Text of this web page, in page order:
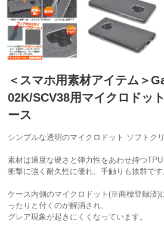
＜スマホ用素材アイテム＞
02K/SCV38用マイクロドッ
ース
シンプルな透明のマイクロドット ソフトク
素材は適度な硬さと弾力性をあわせ持つTPU
衝撃に強く耐久性に優れ、手触りも抜群です
ケース内側のマイクロドット(※商標登録済)
ったりと付くのが解消され、
グレア現象が起きにくくなっています。